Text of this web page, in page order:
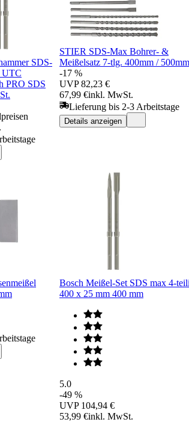
SDS-
UTC
PRO SDS
STIER SDS-Max Bohrer- &
Meißelsatz 7-tlg. 400mm / 500mm
-17 %
UVP 82,23 €
67,99 €inkl. MwSt.
Lieferung bis 2-3 Arbeitstage
Details anzeigen
Bosch Meißel-Set SDS max 4-
400 x 25 mm 400 mm
5.0
-49 %
UVP 104,94 €
53,99 €inkl. MwSt.